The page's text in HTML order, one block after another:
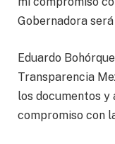
Gobernadora
Eduardo
Transparencia
los documentos y
compromiso con